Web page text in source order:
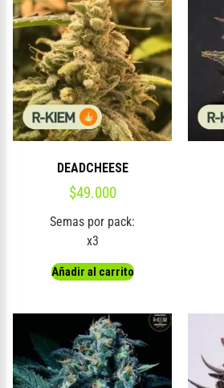
DEADCHEESE
$49.000
Semas por pack:
x3
Añadir al carrito